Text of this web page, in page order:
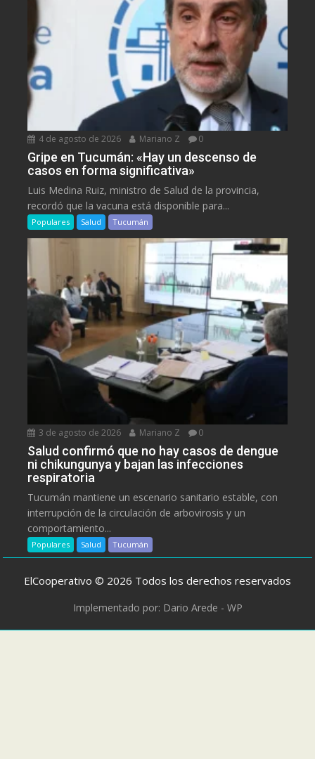
4 de agosto de 2026 Mariano Z 0
Gripe en Tucumán: «Hay un descenso de
casos en forma significativa»
Luis Medina Ruiz, ministro de Salud de la provincia,
recordó que la vacuna está disponible para...
Populares Salud Tucumán
3 de agosto de 2026 Mariano Z 0
Salud confirmó que no hay casos de dengue
ni chikungunya y bajan las infecciones
respiratoria
Tucumán mantiene un escenario sanitario estable, con
interrupción de la circulación de arbovirosis y un
comportamiento...
Populares Salud Tucumán
ElCooperativo © 2026 Todos los derechos reservados